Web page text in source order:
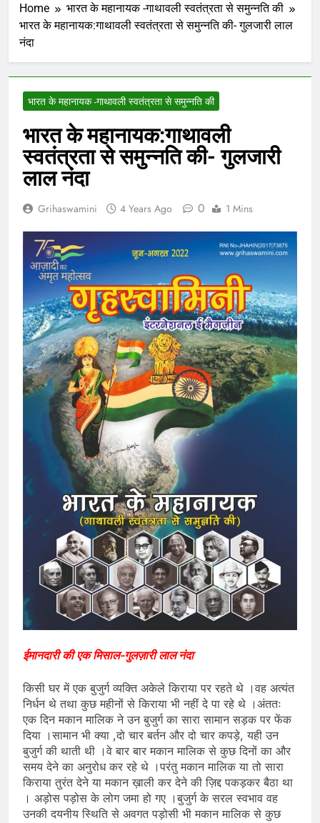
Home
भारत के महानायक -गाथावली स्वतंत्रता से समुन्नति की
भारत के महानायक:गाथावली स्वतंत्रता से समुन्नति की- गुलजारी लाल
नंदा
भारत के महानायक -गाथावली स्वतंत्रता से समुन्नति की
भारत के महानायक:गाथावली
स्वतंत्रता से समुन्नति की- गुलजारी
लाल नंदा
Grihaswamini 4 Years Ago 0 1 Mins
ईमानदारी की एक मिसाल-गुलज़ारी लाल नंदा
किसी घर में एक बुजुर्ग व्यक्ति अकेले किराया पर रहते थे ।वह अत्यंत
निर्धन थे तथा कुछ महीनों से किराया भी नहीं दे पा रहे थे ।अंततः
एक दिन मकान मालिक ने उन बुजुर्ग का सारा सामान सड़क पर फेंक
दिया ।सामान भी क्या ,दो चार बर्तन और दो चार कपड़े, यही उन
बुजुर्ग की थाती थी ।वे बार बार मकान मालिक से कुछ दिनों का और
समय देने का अनुरोध कर रहे थे ।परंतु मकान मालिक या तो सारा
किराया तुरंत देने या मकान ख़ाली कर देने की ज़िद्द पकड़कर बैठा था
। अड़ोस पड़ोस के लोग जमा हो गए ।बुजुर्ग के सरल स्वभाव वह
उनकी दयनीय स्थिति से अवगत पड़ोसी भी मकान मालिक से कुछ